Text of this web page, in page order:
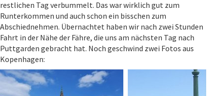
restlichen Tag verbummelt. Das war wirklich gut zum
Runterkommen und auch schon ein bisschen zum
Abschiednehmen. Übernachtet haben wir nach zwei Stunden
Fahrt in der Nähe der Fähre, die uns am nächsten Tag nach
Puttgarden gebracht hat. Noch geschwind zwei Fotos aus
Kopenhagen: